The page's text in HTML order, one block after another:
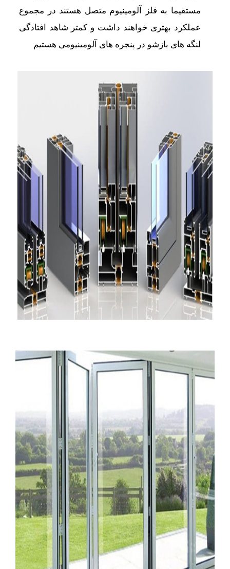
مستقيما به فلز آلومينيوم متصل هستند در مجموع
عملکرد بهتری خواهند داشت و کمتر شاهد افتادگی
لنگه های بازشو در پنجره های آلومینیومی هستیم